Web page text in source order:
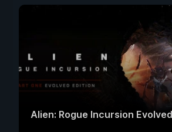
Alien: Rogue Incursion